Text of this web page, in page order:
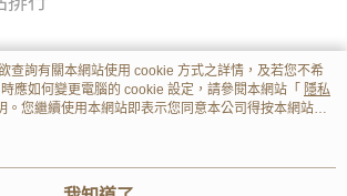
查詢有關本網站使用 cookie 方式之詳情，及若您不希
應如何變更電腦的 cookie 設定，請參閱本網站「 隱私
。您繼續使用本網站即表示您同意本公司得按本網站使
cookie。